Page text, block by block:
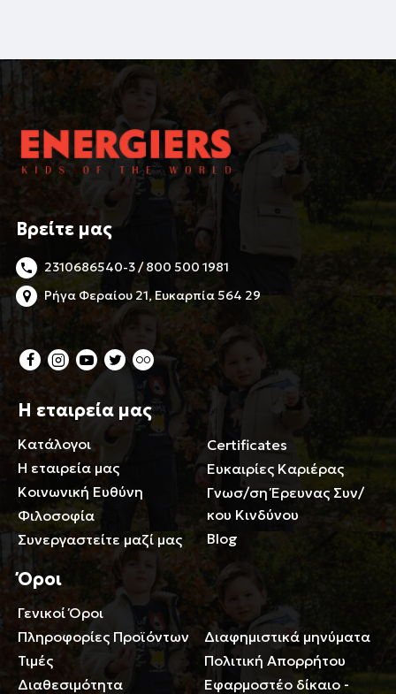
Βρείτε μας
2310686540-3 / 800 500 1981
Ρήγα Φεραίου 21, Ευκαρπία 564 29
Η εταιρεία μας
Κατάλογοι
Η εταιρεία μας
Κοινωνική Ευθύνη
Φιλοσοφία
Συνεργαστείτε μαζί μας
Certificates
Ευκαιρίες Καριέρας
Γνωσ/ση Έρευνας Συν/
κου Κινδύνου
Blog
Όροι
Γενικοί Όροι
Πληροφορίες Προϊόντων
Τιμές
Διαθεσιμότητα
Περιορισμοί ευθύνης
Διαφημιστικά μηνύματα
Πολιτική Απορρήτου
Εφαρμοστέο δίκαιο -